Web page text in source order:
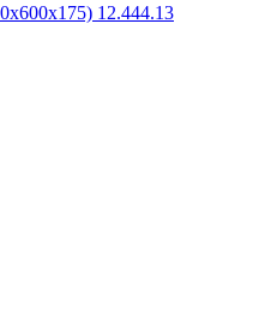
12.444.13